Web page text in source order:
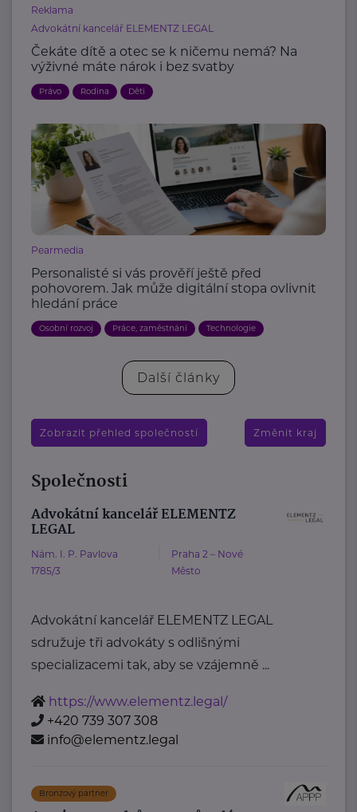
Reklama
Advokátní kancelář ELEMENTZ LEGAL
Čekáte dítě a otec se k ničemu nemá? Na
výživné máte nárok i bez svatby
Právo Rodina Děti
Pearmedia
Personalisté si vás prověří ještě před
pohovorem. Jak může digitální stopa ovlivnit
hledání práce
Osobní rozvoj Práce, zaměstnání Technologie
Další články
Zobrazit přehled společností Změnit kraj
Společnosti
Advokátní kancelář ELEMENTZ
LEGAL
Nám. I. P. Pavlova
1785/3
Praha 2 – Nové
Město
Advokátní kancelář ELEMENTZ LEGAL
sdružuje tři advokáty s odlišnými
specializacemi tak, aby se vzájemně ...
https://www.elementz.legal/
+420 739 307 308
info@elementz.legal
Bronzový partner